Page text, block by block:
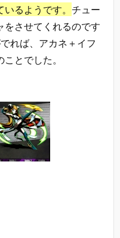
るようです。 チュー
をさせてくれるのです
れば、アカネ＋イフ
とでした。